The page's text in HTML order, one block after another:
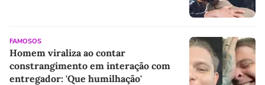
FAMOSOS
Homem viraliza ao contar
constrangimento em interação com
entregador: 'Que humilhação'